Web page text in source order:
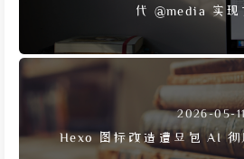
代 @media 实现
2026-05-
Hexo 图标改造遭豆包 AI 彻